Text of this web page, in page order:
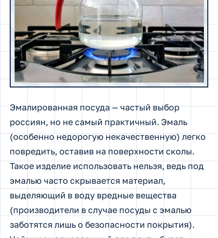
Эмалированная посуда — частый выбор
россиян, но не самый практичный. Эмаль
(особенно недорогую некачественную) легко
повредить, оставив на поверхности сколы.
Такое изделие использовать нельзя, ведь под
эмалью часто скрывается материал,
выделяющий в воду вредные вещества
(производители в случае посуды с эмалью
заботятся лишь о безопасности покрытия).